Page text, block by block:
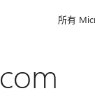
所有